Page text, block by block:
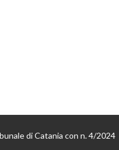
di Catania con n. 4/2024